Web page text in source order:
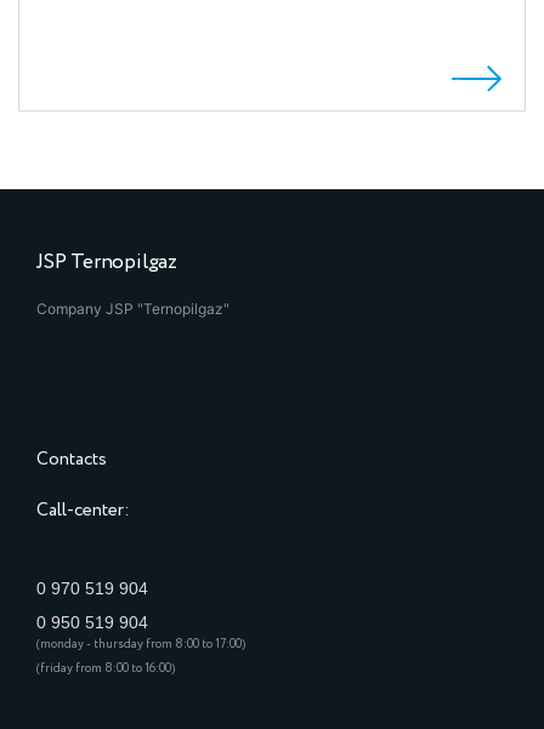
JSP Ternopilgaz
Company JSP "Ternopilgaz"
Contacts
Call-center:
0 970 519 904
0 950 519 904
(monday - thursday from 8:00 to 17:00)
(friday from 8:00 to 16:00)